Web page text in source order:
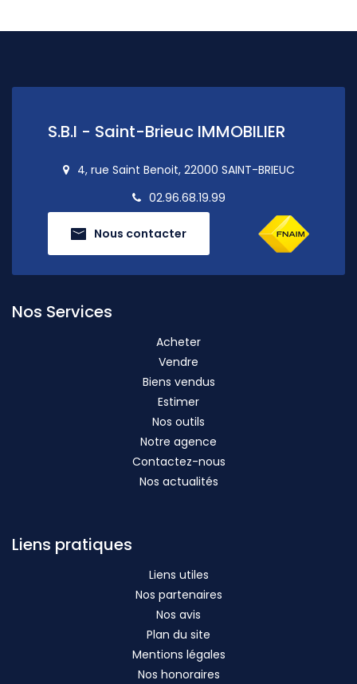
S.B.I - Saint-Brieuc IMMOBILIER
4, rue Saint Benoit, 22000 SAINT-BRIEUC
02.96.68.19.99
Nous contacter
Nos Services
Acheter
Vendre
Biens vendus
Estimer
Nos outils
Notre agence
Contactez-nous
Nos actualités
Liens pratiques
Liens utiles
Nos partenaires
Nos avis
Plan du site
Mentions légales
Nos honoraires